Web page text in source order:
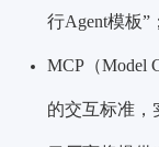
行Agent模板”；
MCP（Model
的交互标准，